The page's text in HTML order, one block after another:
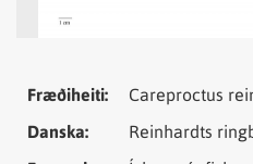
Tungumál Samheiti
Fræðiheiti:
Careproctus
Danska:
Reinhardts